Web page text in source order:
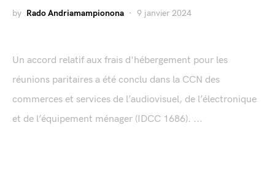
by Rado Andriamampionona 9 janvier 2024
Un accord relatif aux frais d'hébergement pour les
réunions paritaires a été conclu dans la CCN des
commerces et services de l’audiovisuel, de l’électronique
et de l’équipement ménager (IDCC 1686). ...